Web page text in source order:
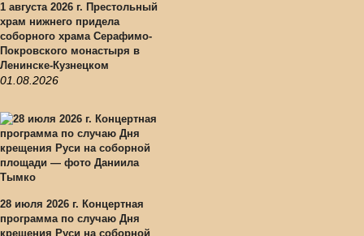
1 августа 2026 г. Престольный
храм нижнего придела
соборного храма Серафимо-
Покровского монастыря в
Ленинске-Кузнецком
01.08.2026
28 июля 2026 г. Концертная
программа по случаю Дня
крещения Руси на соборной